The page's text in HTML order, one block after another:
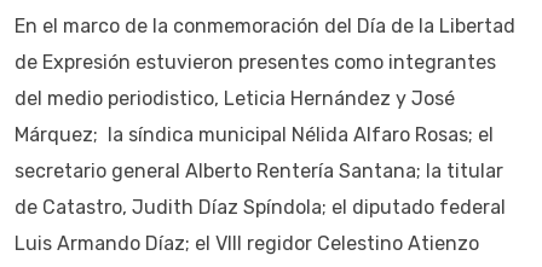
En el marco de la conmemoración del Día de la Libertad
de Expresión estuvieron presentes como integrantes
del medio periodistico, Leticia Hernández y José
Márquez; la síndica municipal Nélida Alfaro Rosas; el
secretario general Alberto Rentería Santana; la titular
de Catastro, Judith Díaz Spíndola; el diputado federal
Luis Armando Díaz; el VIII regidor Celestino Atienzo